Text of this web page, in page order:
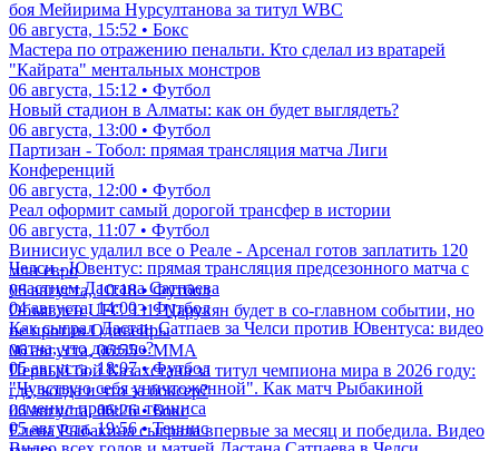
боя Мейирима Нурсултанова за титул WBC
06 августа, 15:52 • Бокс
Мастера по отражению пенальти. Кто сделал из вратарей
"Кайрата" ментальных монстров
06 августа, 15:12 • Футбол
Новый стадион в Алматы: как он будет выглядеть?
06 августа, 13:00 • Футбол
Партизан - Тобол: прямая трансляция матча Лиги
Конференций
06 августа, 12:00 • Футбол
Реал оформит самый дорогой трансфер в истории
06 августа, 11:07 • Футбол
Винисиус удалил все о Реале - Арсенал готов заплатить 120
млн евро
06 августа, 10:18 • Футбол
Объявлен UFC 331: Царукян будет в со-главном событии, но
не против Оливейры
06 августа, 06:55 • ММА
Первый бой Казахстана за титул чемпиона мира в 2026 году:
где, когда и что за боксер?
06 августа, 06:26 • Бокс
Елена Рыбакина сыграла впервые за месяц и победила. Видео
Челси - Ювентус: прямая трансляция предсезонного матча с
участием Дастана Сатпаева
04 августа, 14:00 • Футбол
Как сыграл Дастан Сатпаев за Челси против Ювентуса: видео
матча, что дальше?
05 августа, 18:07 • Футбол
"Чувствую себя уничтоженной". Как матч Рыбакиной
изменил правила тенниса
05 августа, 19:56 • Теннис